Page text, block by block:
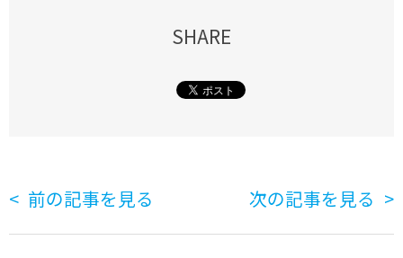
SHARE
前の記事を見る 次の記事を見る